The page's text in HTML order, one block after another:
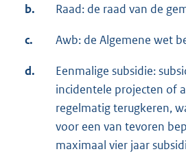
b. Raad: de raad van de
c. Awb: de Algemene wet
d.
Eenmalige subsidie:
incidentele projecten of
regelmatig terugkeren,
voor een van tevoren
maximaal vier jaar